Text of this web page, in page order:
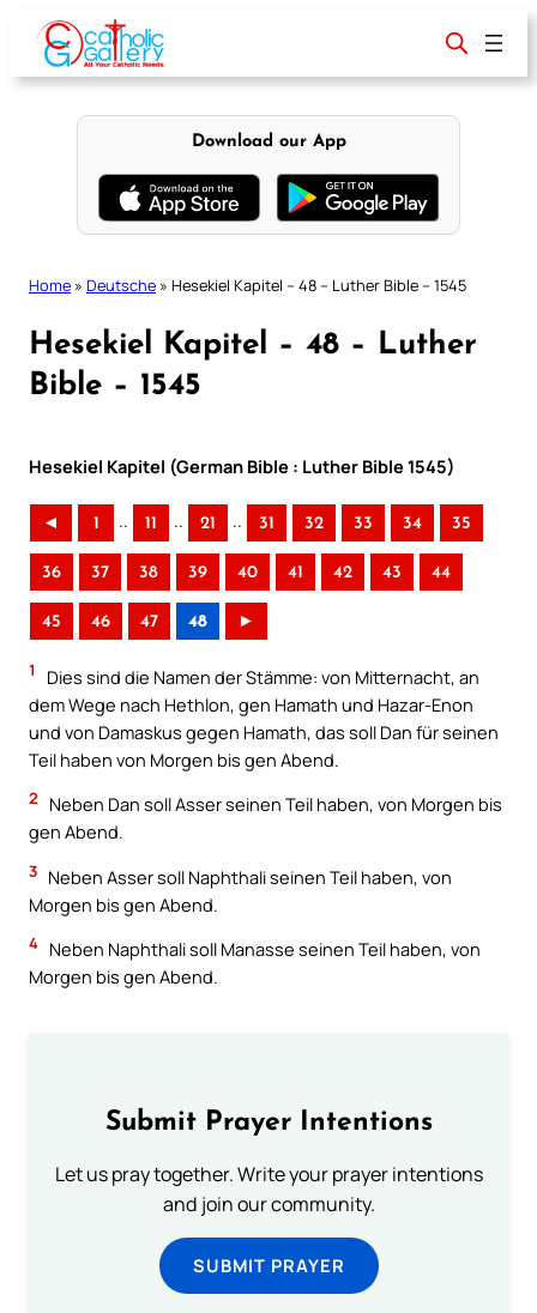
content
Download our App
Home » Deutsche » Hesekiel Kapitel – 48 – Luther Bible – 1545
Hesekiel Kapitel – 48 – Luther
Bible – 1545
Hesekiel Kapitel (German Bible : Luther Bible 1545)
◄ 1 .. 11 .. 21 .. 31 32 33 34 35
36 37 38 39 40 41 42 43 44
45 46 47 48 ►
1
Dies sind die Namen der Stämme: von Mitternacht, an
dem Wege nach Hethlon, gen Hamath und Hazar-Enon
und von Damaskus gegen Hamath, das soll Dan für seinen
Teil haben von Morgen bis gen Abend.
2
Neben Dan soll Asser seinen Teil haben, von Morgen bis
gen Abend.
3 Neben Asser soll Naphthali seinen Teil haben, von
Morgen bis gen Abend.
4 Neben Naphthali soll Manasse seinen Teil haben, von
Morgen bis gen Abend.
Submit Prayer Intentions
Let us pray together. Write your prayer intentions
and join our community.
SUBMIT PRAYER